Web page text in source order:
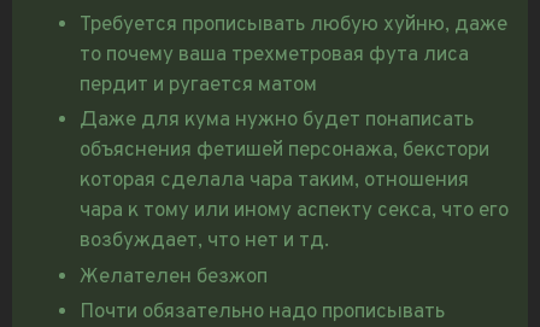
Требуется прописывать любую хуйню, даже
то почему ваша трехметровая фута лиса
пердит и ругается матом
Даже для кума нужно будет понаписать
объяснения фетишей персонажа, бекстори
которая сделала чара таким, отношения
чара к тому или иному аспекту секса, что его
возбуждает, что нет и тд.
Желателен безжоп
Почти обязательно надо прописывать